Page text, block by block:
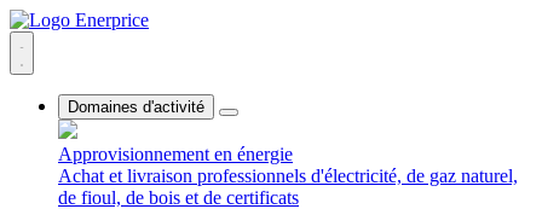
Domaines d'activité
Approvisionnement en énergie
Achat et livraison professionnels d'électricité, de gaz naturel,
de fioul, de bois et de certificats